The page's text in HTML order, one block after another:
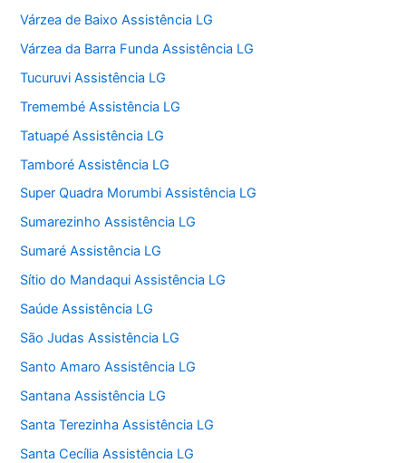
Várzea de Baixo Assistência LG
Várzea da Barra Funda Assistência LG
Tucuruvi Assistência LG
Tremembé Assistência LG
Tatuapé Assistência LG
Tamboré Assistência LG
Super Quadra Morumbi Assistência LG
Sumarezinho Assistência LG
Sumaré Assistência LG
Sítio do Mandaqui Assistência LG
Saúde Assistência LG
São Judas Assistência LG
Santo Amaro Assistência LG
Santana Assistência LG
Santa Terezinha Assistência LG
Santa Cecília Assistência LG